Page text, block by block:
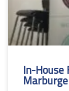
In-House